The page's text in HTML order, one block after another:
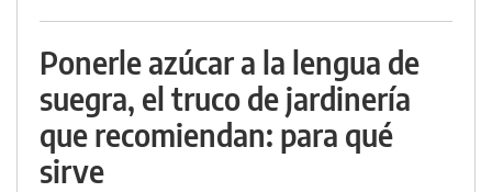
Ponerle azúcar a la lengua de
suegra, el truco de jardinería
que recomiendan: para qué
sirve